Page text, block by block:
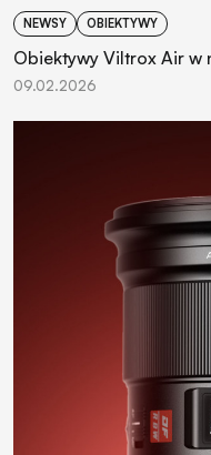
NEWSY OBIEKTYWY
Obiektywy Viltrox Air w
09.02.2026